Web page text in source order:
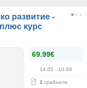
развитие -
курс
69.99€
14.05 - 10.09
2 грабнати